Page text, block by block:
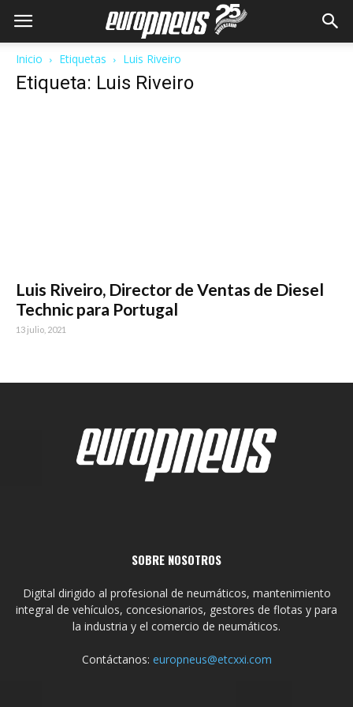
Inicio Etiquetas Luis Riveiro
Etiqueta: Luis Riveiro
Luis Riveiro, Director de Ventas de Diesel
Technic para Portugal
13 julio, 2021
SOBRE NOSOTROS
Digital dirigido al profesional de neumáticos, mantenimiento
integral de vehículos, concesionarios, gestores de flotas y para
la industria y el comercio de neumáticos.
Contáctanos: europneus@etcxxi.com